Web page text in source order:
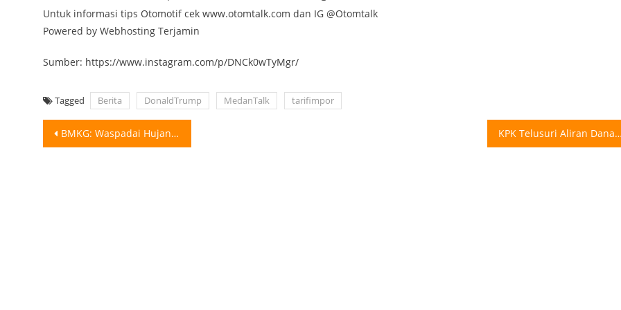
Untuk informasi tips Otomotif cek www.otomtalk.com dan IG @Otomtalk
Powered by Webhosting Terjamin
Sumber: https://www.instagram.com/p/DNCk0wTyMgr/
Tagged Berita DonaldTrump MedanTalk tarifimpor
Post
BMKG: Waspadai Hujan di Sumut yang Dapat Menyebabkan Bencana Badan Meteorologi, Klimatologi, KPK Telusuri Aliran Dana ke Aparat